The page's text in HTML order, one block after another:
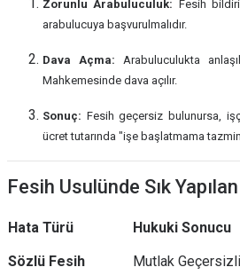
Zorunlu Arabuluculuk: Fesih
arabulucuya başvurulmalıdır.
Dava Açma: Arabuluculukta
Mahkemesinde dava açılır.
Sonuç: Fesih geçersiz bulunursa,
ücret tutarında "işe başlatmama
Fesih Usulünde Sık
Hata Türü Hukuki Sonucu
Sözlü Fesih
Mutlak